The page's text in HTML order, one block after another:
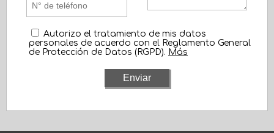
Autorizo el tratamiento de mis datos
personales de acuerdo con el Reglamento General
de Protección de Datos (RGPD). Más